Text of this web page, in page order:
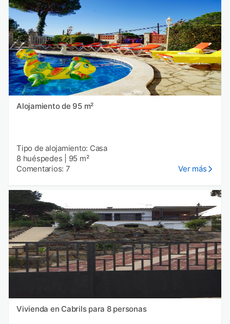
Alojamiento de 95 m²
Tipo de alojamiento: Casa
8 huéspedes
95 m²
Comentarios: 7
Ver más
Vivienda en Cabrils para 8 personas